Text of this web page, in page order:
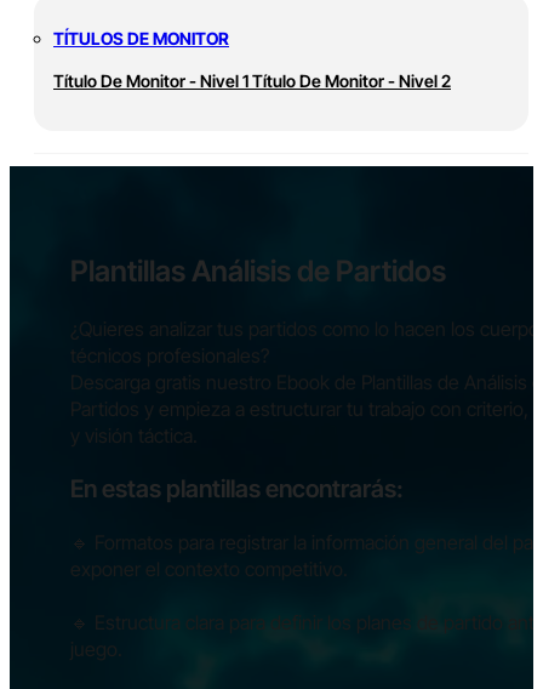
TÍTULOS DE MONITOR
Título De Monitor - Nivel 1Título De Monitor - Nivel 2
Plantillas Análisis de Partidos
¿Quieres analizar tus partidos como lo hacen los
técnicos profesionales?
Descarga gratis nuestro Ebook de Plantillas de Análisis
Partidos y empieza a estructurar tu trabajo con criterio,
y visión táctica.
En estas plantillas encontrarás:
🔹 Formatos para registrar la información general del
exponer el contexto competitivo.
🔹 Estructura clara para definir los planes de partido
juego.